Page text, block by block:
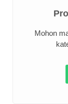
Mohon